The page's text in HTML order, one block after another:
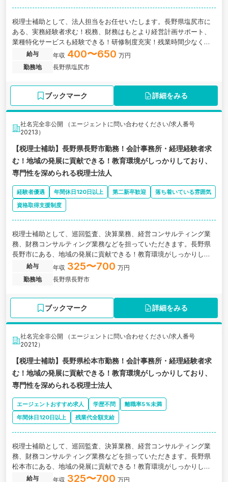
税理士補助として、法人担当をお任せいたします。長野県塩尻市に
ある、実務経験者求む！税務、財務はもとより経営計画サポート、
業種特化サービスも経験できる！研修制度充実！残業時間少なく高
給与を目指せる税理士法人の求人です。
給与 年収 400〜650 万円
勤務地
長野県塩尻市
ブックマーク 詳細をみる
社名完全非公開 （エージェントに問い合わせください/求人番号
20213）
【税理士補助】長野県長野市勤務！会計事務所・経理経験者求
む！地域の発展に貢献できる！教育環境がしっかりしており、
専門性を深められる税理士法人
経験者優遇 年間休日120日以上 第二新卒歓迎
落ち着いている雰囲気
資格取得支援制度
税理士補助として、巡回監査、決算業務、経営コンサルティング業
務、財務コンサルティング業務などを担っていただきます。長野県
長野市にある、地域の発展に貢献できる！教育環境がしっかりして
おり、専門性を深められる税理士法人の求人情報です。
給与 年収 325〜700 万円
勤務地
長野県長野市
ブックマーク 詳細をみる
社名完全非公開 （エージェントに問い合わせください/求人番号
20212）
【税理士補助】長野県松本市勤務！会計事務所・経理経験者求
む！地域の発展に貢献できる！教育環境がしっかりしており、
専門性を深められる税理士法人
エージェントおすすめ求人 学歴不問
離職率5％未満
年間休日120日以上
残業代全額支給
税理士補助として、巡回監査、決算業務、経営コンサルティング業
務、財務コンサルティング業務などを担っていただきます。長野県
松本市にある、地域の発展に貢献できる！教育環境がしっかりして
おり、専門性を深められる税理士法人の求人情報です。
給与 年収 325〜700 万円